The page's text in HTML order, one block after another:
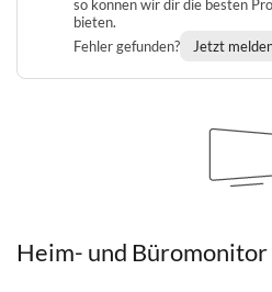
so können wir dir die besten
bieten.
Fehler gefunden?
Jetzt
Heim- und Büromonitor